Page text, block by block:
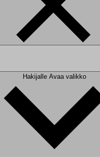
Hakijalle Avaa valikko